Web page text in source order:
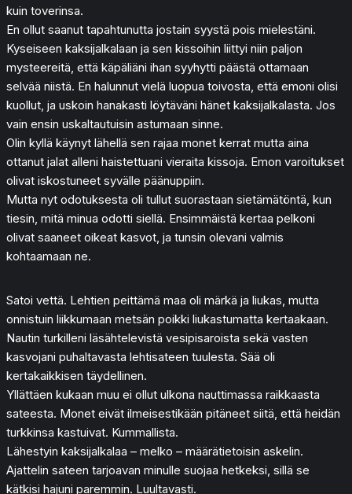
kuin toverinsa.
En ollut saanut tapahtunutta jostain syystä pois mielestäni.
Kyseiseen kaksijalkalaan ja sen kissoihin liittyi niin paljon
mysteereitä, että käpäliäni ihan syyhytti päästä ottamaan
selvää niistä. En halunnut vielä luopua toivosta, että emoni olisi
kuollut, ja uskoin hanakasti löytäväni hänet kaksijalkalasta. Jos
vain ensin uskaltautuisin astumaan sinne.
Olin kyllä käynyt lähellä sen rajaa monet kerrat mutta aina
ottanut jalat alleni haistettuani vieraita kissoja. Emon varoitukset
olivat iskostuneet syvälle päänuppiin.
Mutta nyt odotuksesta oli tullut suorastaan sietämätöntä, kun
tiesin, mitä minua odotti siellä. Ensimmäistä kertaa pelkoni
olivat saaneet oikeat kasvot, ja tunsin olevani valmis
kohtaamaan ne.
Satoi vettä. Lehtien peittämä maa oli märkä ja liukas, mutta
onnistuin liikkumaan metsän poikki liukastumatta kertaakaan.
Nautin turkilleni läsähtelevistä vesipisaroista sekä vasten
kasvojani puhaltavasta lehtisateen tuulesta. Sää oli
kertakaikkisen täydellinen.
Yllättäen kukaan muu ei ollut ulkona nauttimassa raikkaasta
sateesta. Monet eivät ilmeisestikään pitäneet siitä, että heidän
turkkinsa kastuivat. Kummallista.
Lähestyin kaksijalkalaa – melko – määrätietoisin askelin.
Ajattelin sateen tarjoavan minulle suojaa hetkeksi, sillä se
kätkisi hajuni paremmin. Luultavasti.